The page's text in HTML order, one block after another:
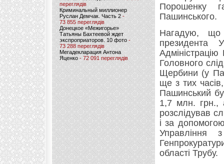
переглядів
Криминальный миллионер
Руслан Демчак. Часть 2-
73 855 переглядів
Донецкое «Межигорье»
Татьяны Бахтеевой ждет
экспроприаторов. 10 фото -
73 288 переглядів
Мегадекларация Антона
Яценко - 72 091 переглядів
Порошенку
Пашинського.
Нагадую, що
президента
Головного
Щербини (у
ще з тих
Пашинський
1,7 млн. грн.,
розслідував
і за
Управління
області Трубу.